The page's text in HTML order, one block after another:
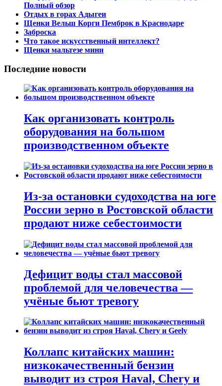
Полный обзор
Отдых в горах Адыгеи
Щенки Вельш Корги Пемброк в Краснодаре
Заброска
Что такое искусственный интеллект?
Щенки мальтезе мини
Последние новости
Как организовать контроль
оборудования на большом
производственном объекте
Из-за остановки судоходства на юге
России зерно в Ростовской области
продают ниже себестоимости
Дефицит воды стал массовой
проблемой для человечества —
учёные бьют тревогу
Коллапс китайских машин:
низкокачественный бензин
выводит из строя Haval, Chery и